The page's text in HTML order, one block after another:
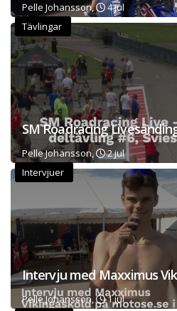
Pelle Johansson,
4 jul
Tävlingar
SM Roadracing
Pelle Johansson,
2 jul
Intervjuer
Intervju med Maxximus
Pelle Johansson,
1 jul